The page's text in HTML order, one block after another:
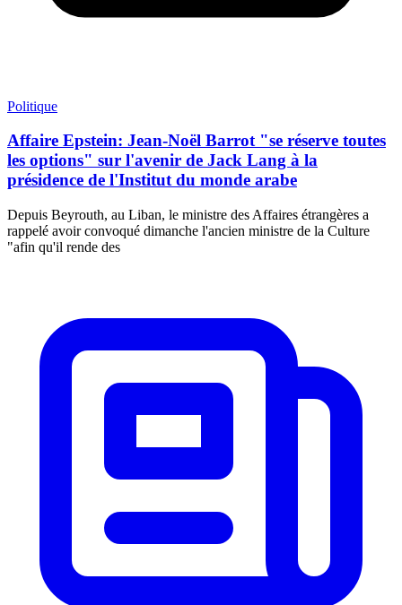
Politique
Affaire Epstein: Jean-Noël Barrot "se réserve toutes
les options" sur l'avenir de Jack Lang à la
présidence de l'Institut du monde arabe
Depuis Beyrouth, au Liban, le ministre des Affaires étrangères a
rappelé avoir convoqué dimanche l'ancien ministre de la Culture
"afin qu'il rende des